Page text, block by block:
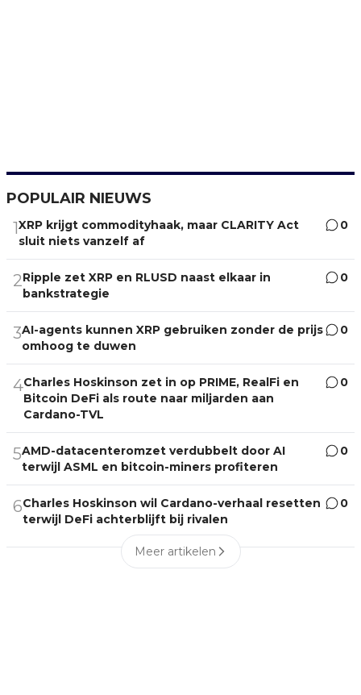
POPULAIR NIEUWS
1XRP krijgt commodityhaak, maar CLARITY Act
sluit niets vanzelf af
0
2Ripple zet XRP en RLUSD naast elkaar in
bankstrategie
0
3AI-agents kunnen XRP gebruiken zonder de prijs
omhoog te duwen
0
4Charles Hoskinson zet in op PRIME, RealFi en
Bitcoin DeFi als route naar miljarden aan
Cardano-TVL
0
5AMD-datacenteromzet verdubbelt door AI
terwijl ASML en bitcoin-miners profiteren
0
6Charles Hoskinson wil Cardano-verhaal resetten
terwijl DeFi achterblijft bij rivalen
0
Meer artikelen